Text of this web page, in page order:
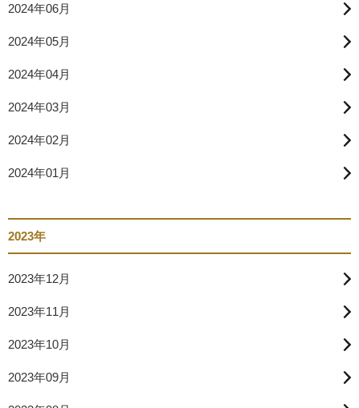
2024年06月
2024年05月
2024年04月
2024年03月
2024年02月
2024年01月
2023年
2023年12月
2023年11月
2023年10月
2023年09月